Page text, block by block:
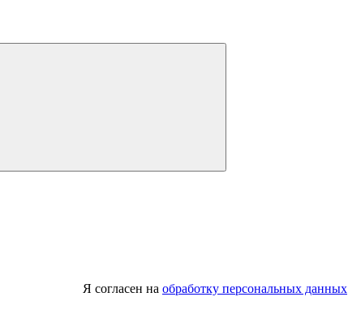
Я согласен на обработку персональных данных